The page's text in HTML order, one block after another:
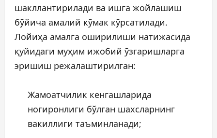
шакллантирилади ва ишга жойлашиш
бўйича амалий кўмак кўрсатилади.
Лойиҳа амалга оширилиши натижасида
қуйидаги муҳим ижобий ўзгаришларга
эришиш режалаштирилган:
Жамоатчилик кенгашларида
ногиронлиги бўлган шахсларнинг
вакиллиги таъминланади;